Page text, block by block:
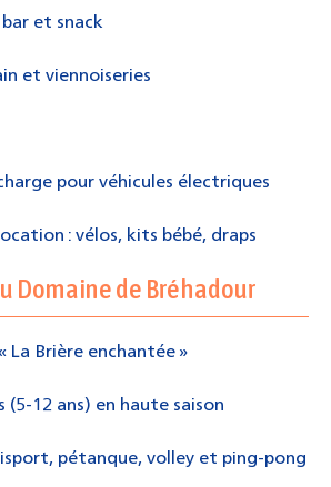
et snack
et viennoiseries
pour véhicules électriques
: vélos, kits bébé, draps
Domaine de Bréhadour
La Brière enchantée »
(5-12 ans) en haute saison
pétanque, volley et ping-pong